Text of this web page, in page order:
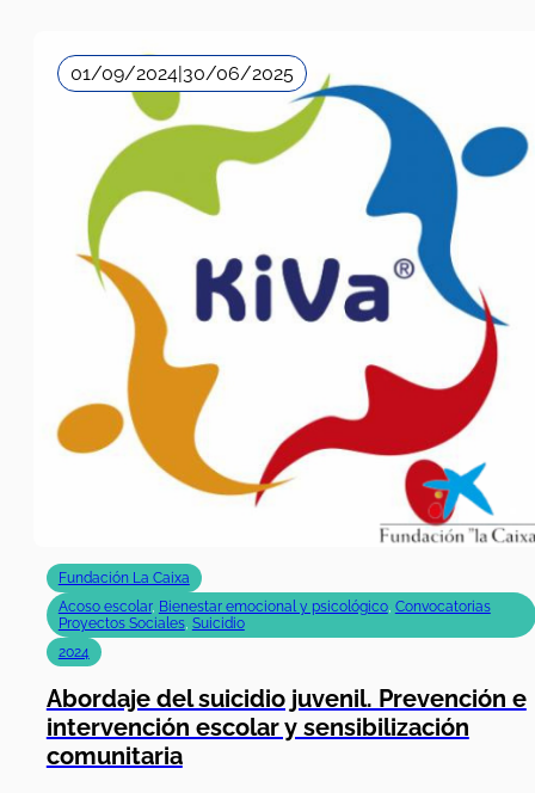
01/09/2024 30/06/2025
Fundación La Caixa
Acoso escolar, Bienestar emocional y psicológico, Convocatorias
Proyectos Sociales, Suicidio
2024
Abordaje del suicidio juvenil. Prevención e
intervención escolar y sensibilización
comunitaria